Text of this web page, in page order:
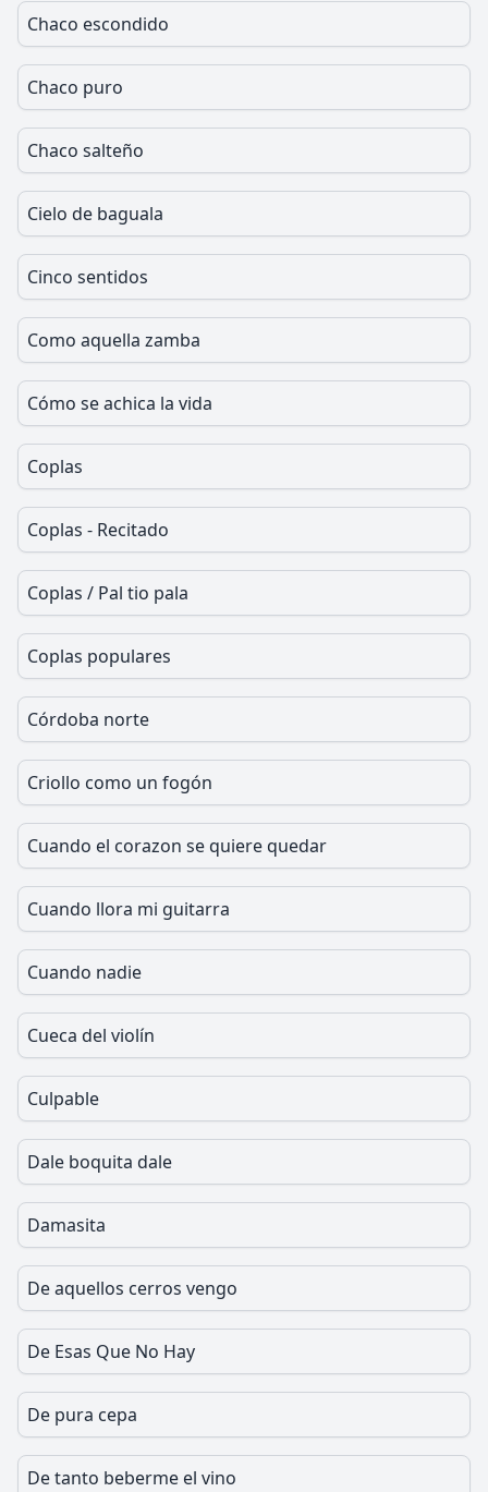
Chaco escondido
Chaco puro
Chaco salteño
Cielo de baguala
Cinco sentidos
Como aquella zamba
Cómo se achica la vida
Coplas
Coplas - Recitado
Coplas / Pal tio pala
Coplas populares
Córdoba norte
Criollo como un fogón
Cuando el corazon se quiere quedar
Cuando llora mi guitarra
Cuando nadie
Cueca del violín
Culpable
Dale boquita dale
Damasita
De aquellos cerros vengo
De Esas Que No Hay
De pura cepa
De tanto beberme el vino